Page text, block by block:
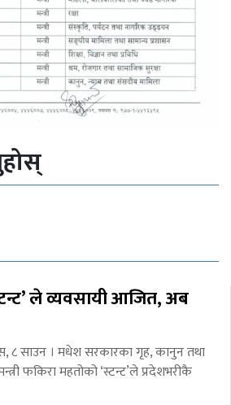
ले व्यवसायी आजित, अब
८ साउन । मधेश सरकारका गृह, कानुन तथा
फकिरा महतोको ‘स्टन्ट’ले प्रदेशभरीकै